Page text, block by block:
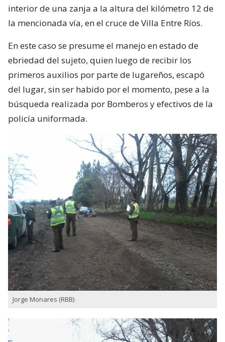
interior de una zanja a la altura del kilómetro 12 de
la mencionada vía, en el cruce de Villa Entre Ríos.
En este caso se presume el manejo en estado de
ebriedad del sujeto, quien luego de recibir los
primeros auxilios por parte de lugareños, escapó
del lugar, sin ser habido por el momento, pese a la
búsqueda realizada por Bomberos y efectivos de la
policía uniformada.
Jorge Monares (RBB)